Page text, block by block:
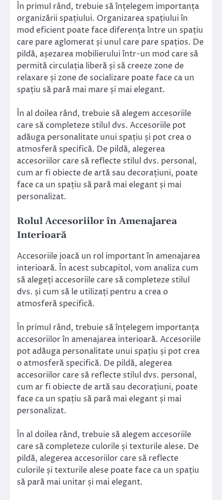
În primul rând, trebuie să înțelegem importanța
organizării spațiului. Organizarea spațiului în
mod eficient poate face diferența între un spațiu
care pare aglomerat și unul care pare spațios. De
pildă, așezarea mobilierului într-un mod care să
permită circulația liberă și să creeze zone de
relaxare și zone de socializare poate face ca un
spațiu să pară mai mare și mai elegant.
În al doilea rând, trebuie să alegem accesoriile
care să completeze stilul dvs. Accesoriile pot
adăuga personalitate unui spațiu și pot crea o
atmosferă specifică. De pildă, alegerea
accesoriilor care să reflecte stilul dvs. personal,
cum ar fi obiecte de artă sau decorațiuni, poate
face ca un spațiu să pară mai elegant și mai
personalizat.
Rolul Accesoriilor în Amenajarea
Interioară
Accesoriile joacă un rol important în amenajarea
interioară. În acest subcapitol, vom analiza cum
să alegeți accesoriile care să completeze stilul
dvs. și cum să le utilizați pentru a crea o
atmosferă specifică.
În primul rând, trebuie să înțelegem importanța
accesoriilor în amenajarea interioară. Accesoriile
pot adăuga personalitate unui spațiu și pot crea
o atmosferă specifică. De pildă, alegerea
accesoriilor care să reflecte stilul dvs. personal,
cum ar fi obiecte de artă sau decorațiuni, poate
face ca un spațiu să pară mai elegant și mai
personalizat.
În al doilea rând, trebuie să alegem accesoriile
care să completeze culorile și texturile alese. De
pildă, alegerea accesoriilor care să reflecte
culorile și texturile alese poate face ca un spațiu
să pară mai unitar și mai elegant.